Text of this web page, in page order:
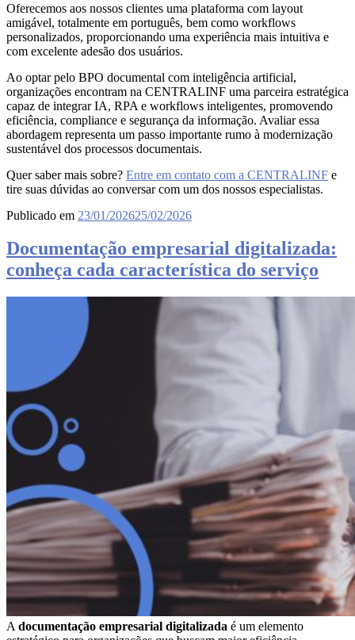
Oferecemos aos nossos clientes uma plataforma com layout
amigável, totalmente em português, bem como workflows
personalizados, proporcionando uma experiência mais intuitiva e
com excelente adesão dos usuários.
Ao optar pelo BPO documental com inteligência artificial,
organizações encontram na CENTRALINF uma parceira estratégica
capaz de integrar IA, RPA e workflows inteligentes, promovendo
eficiência, compliance e segurança da informação. Avaliar essa
abordagem representa um passo importante rumo à modernização
sustentável dos processos documentais.
Quer saber mais sobre? Entre em contato com a CENTRALINF e
tire suas dúvidas ao conversar com um dos nossos especialistas.
Publicado em 23/01/202625/02/2026
Documentação empresarial digitalizada:
conheça cada característica do serviço
A documentação empresarial digitalizada é um elemento